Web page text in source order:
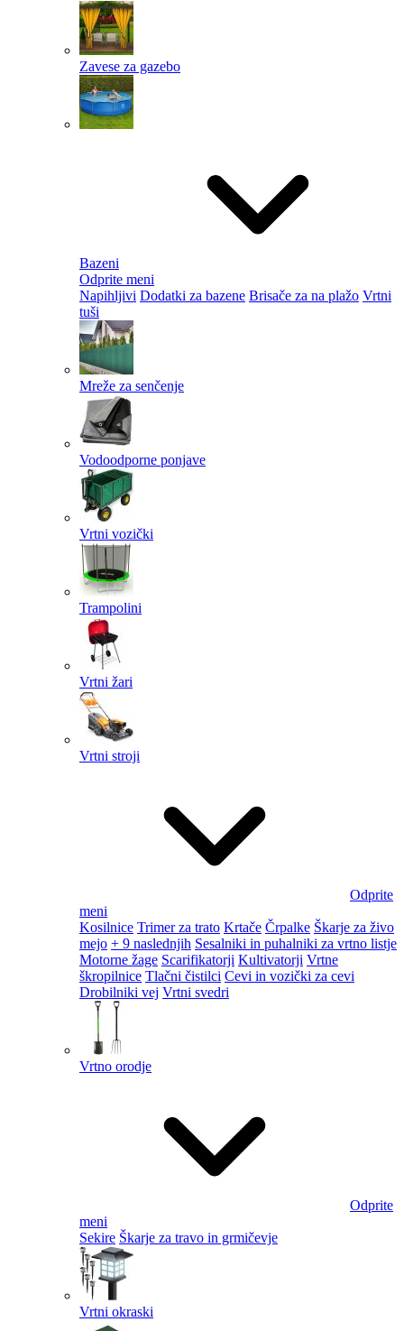
Zavese za gazebo
Bazeni
Odprite meni
Napihljivi Dodatki za bazene Brisače za na plažo Vrtni
tuši
Mreže za senčenje
Vodoodporne ponjave
Vrtni vozički
Trampolini
Vrtni žari
Vrtni stroji
Odprite
meni
Kosilnice Trimer za trato Krtače Črpalke Škarje za živo
mejo + 9 naslednjih Sesalniki in puhalniki za vrtno listje
Motorne žage Scarifikatorji Kultivatorji Vrtne
škropilnice Tlačni čistilci Cevi in vozički za cevi
Drobilniki vej Vrtni svedri
Vrtno orodje
Odprite
meni
Sekire Škarje za travo in grmičevje
Vrtni okraski